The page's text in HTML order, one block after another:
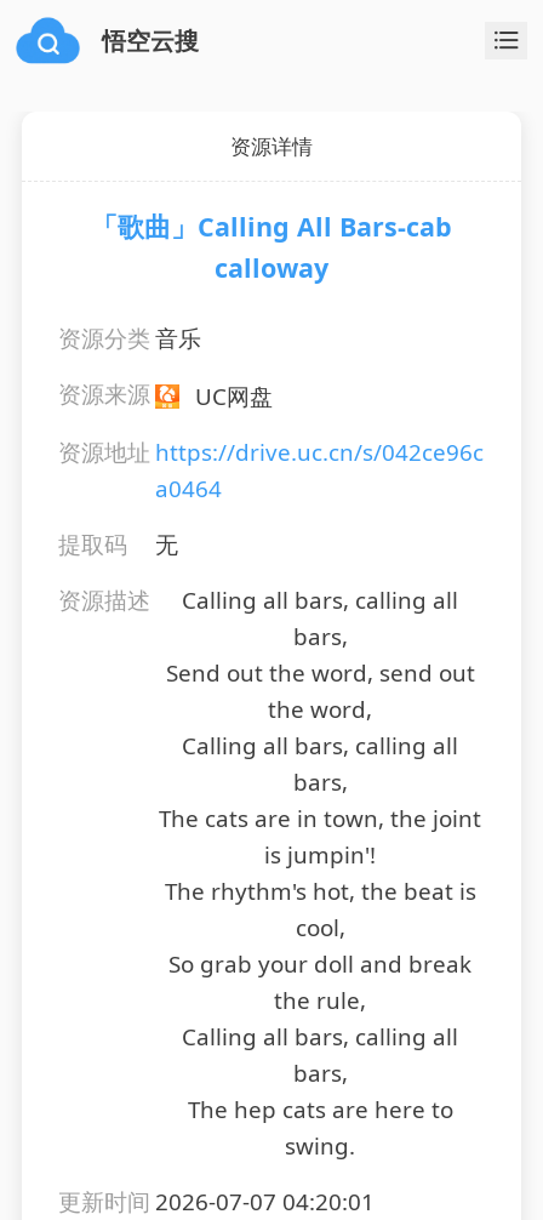
悟空云搜
资源详情
「歌曲」Calling All Bars-cab
calloway
资源分类音乐
资源来源
UC网盘
资源地址 https://drive.uc.cn/s/042ce96c
a0464
提取码
无
资源描述
Calling all bars, calling all
bars,
Send out the word, send out
the word,
Calling all bars, calling all
bars,
The cats are in town, the joint
is jumpin'!
The rhythm's hot, the beat is
cool,
So grab your doll and break
the rule,
Calling all bars, calling all
bars,
The hep cats are here to
swing.
更新时间 2026-07-07 04:20:01